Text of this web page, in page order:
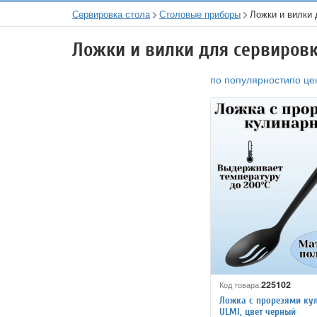
Сервировка стола Столовые приборы Ложки и вилки
Ложки и вилки для
по популярностипо
Код товара:225102
Ложка с прорезями
ULMI, цвет черный